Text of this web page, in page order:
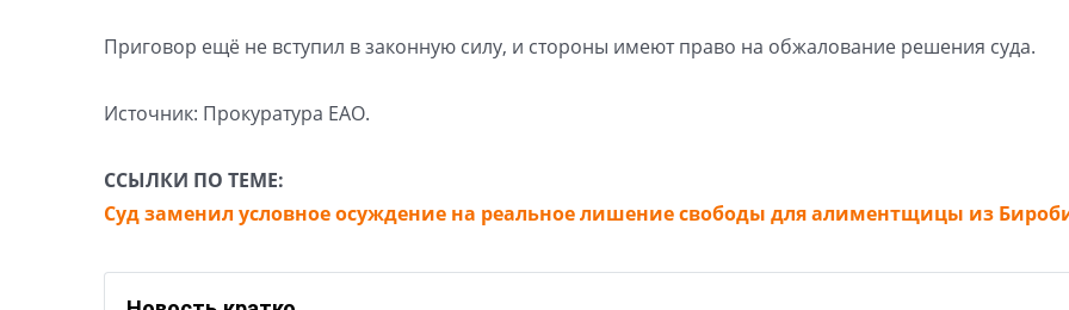
Приговор ещё не вступил в законную силу, и стороны имеют право на обжалование решения суда.
Источник: Прокуратура ЕАО.
ССЫЛКИ ПО ТЕМЕ:
Суд заменил условное осуждение на реальное лишение свободы для алиментщицы из